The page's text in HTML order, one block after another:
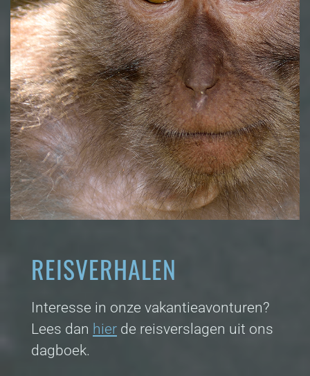
REISVERHALEN
Interesse in onze vakantieavonturen?
Lees dan hier de reisverslagen uit ons
dagboek.